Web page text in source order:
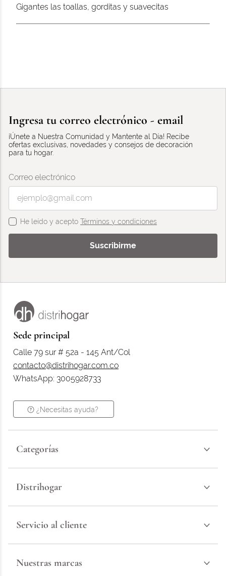
Gigantes las toallas, gorditas y suavecitas
Ingresa tu correo electrónico - email
¡Únete a Nuestra Comunidad y Mantente al Día! Recibe
ofertas exclusivas, novedades y consejos de decoración
para tu hogar.
Correo electrónico
He leído y aceptoTérminos y condiciones
Suscribirme
Sede principal
Calle 79 sur # 52a - 145 Ant/Col
contacto@distrihogar.com.co
WhatsApp: 3005928733
¿Necesitas ayuda?
Categorías
Distrihogar
Servicio al cliente
Nuestras marcas